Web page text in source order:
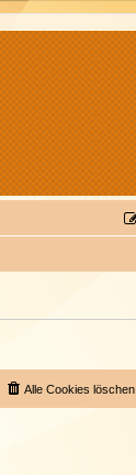
Alle Cookies löschen